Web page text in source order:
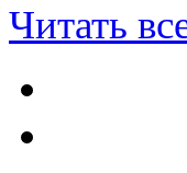
Читать